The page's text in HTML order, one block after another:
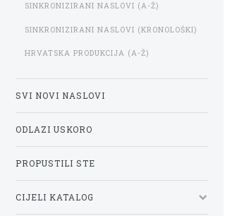
SINKRONIZIRANI NASLOVI (A-Ž)
SINKRONIZIRANI NASLOVI (KRONOLOŠKI)
HRVATSKA PRODUKCIJA (A-Ž)
SVI NOVI NASLOVI
ODLAZI USKORO
PROPUSTILI STE
CIJELI KATALOG